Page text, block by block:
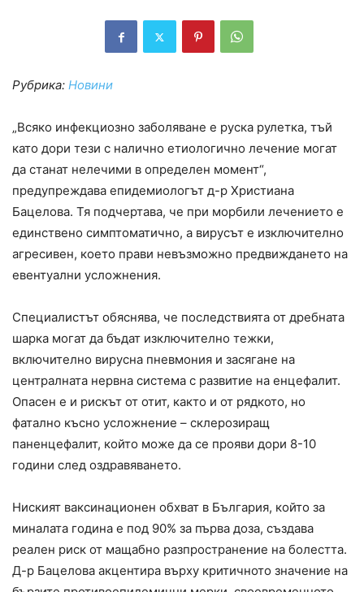
Рубрика: Новини
„Всяко инфекциозно заболяване е руска рулетка, тъй
като дори тези с налично етиологично лечение могат
да станат нелечими в определен момент“,
предупреждава епидемиологът д-р Христиана
Бацелова. Тя подчертава, че при морбили лечението е
единствено симптоматично, а вирусът е изключително
агресивен, което прави невъзможно предвиждането на
евентуални усложнения.
Специалистът обяснява, че последствията от дребната
шарка могат да бъдат изключително тежки,
включително вирусна пневмония и засягане на
централната нервна система с развитие на енцефалит.
Опасен е и рискът от отит, както и от рядкото, но
фатално късно усложнение – склерозиращ
паненцефалит, който може да се прояви дори 8-10
години след оздравяването.
Ниският ваксинационен обхват в България, който за
миналата година е под 90% за първа доза, създава
реален риск от мащабно разпространение на болестта.
Д-р Бацелова акцентира върху критичното значение на